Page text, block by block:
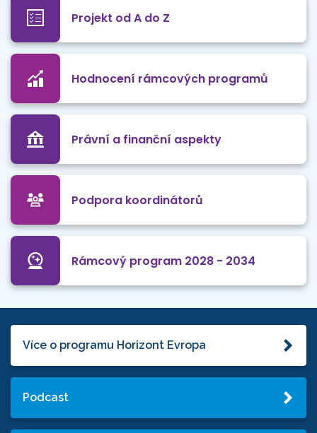
Projekt od A do Z
Hodnocení rámcových programů
Právní a finanční aspekty
Podpora koordinátorů
Rámcový program 2028 - 2034
Více o programu Horizont Evropa
Podcast